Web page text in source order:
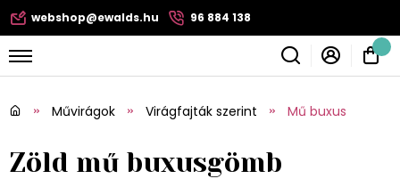
webshop@ewalds.hu 96 884 138
Művirágok Virágfajták szerint Mű buxus
Zöld mű buxusgömb